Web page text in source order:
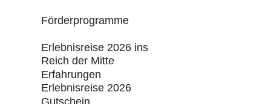
Förderprogramme
Erlebnisreise 2026 ins
Reich der Mitte
Erfahrungen
Erlebnisreise 2026
Gutschein